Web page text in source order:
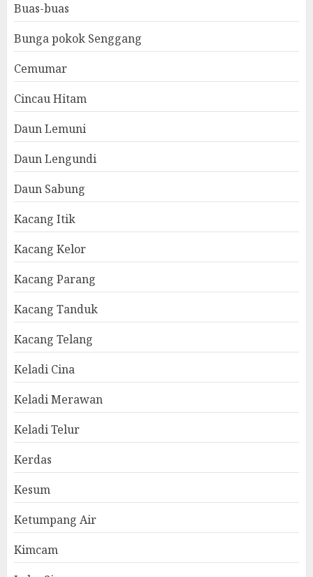
Buas-buas
Bunga pokok Senggang
Cemumar
Cincau Hitam
Daun Lemuni
Daun Lengundi
Daun Sabung
Kacang Itik
Kacang Kelor
Kacang Parang
Kacang Tanduk
Kacang Telang
Keladi Cina
Keladi Merawan
Keladi Telur
Kerdas
Kesum
Ketumpang Air
Kimcam